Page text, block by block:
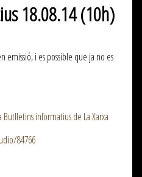
18.08.14 (10h)
emissió, i es possible que ja no es
informatius de La Xarxa
84766